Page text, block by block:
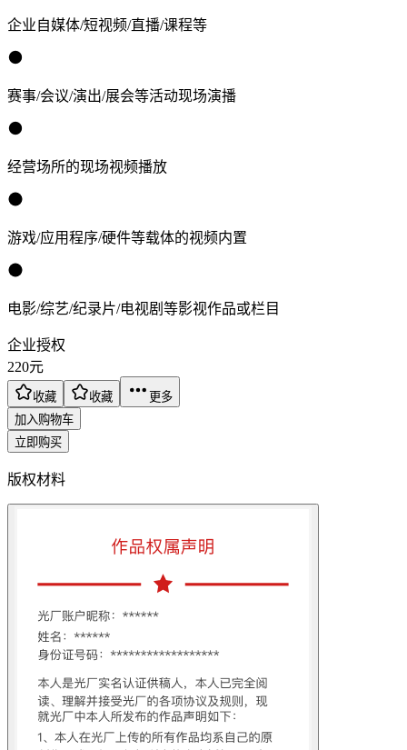
企业自媒体/短视频/直播/课程等
赛事/会议/演出/展会等活动现场演播
经营场所的现场视频播放
游戏/应用程序/硬件等载体的视频内置
电影/综艺/纪录片/电视剧等影视作品或栏目
企业授权
220元
收藏 收藏
更多
加入购物车
立即购买
版权材料